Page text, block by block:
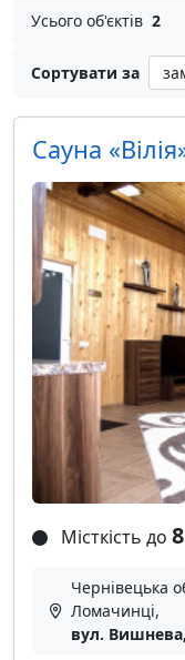
Усього об'єктів 2
Сортувати за
Сауна
Місткість до 8
Чернівецька
Ломачинці,
вул.